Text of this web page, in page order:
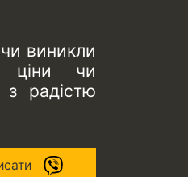
виникли
ціни чи
з радістю